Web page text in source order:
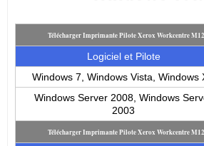
Télécharger Imprimante Pilote Xerox Workcentre
Logiciel et Pilote
Windows 7, Windows Vista, Windows
Windows Server 2008, Windows
2003
Télécharger Imprimante Pilote Xerox Workcentre